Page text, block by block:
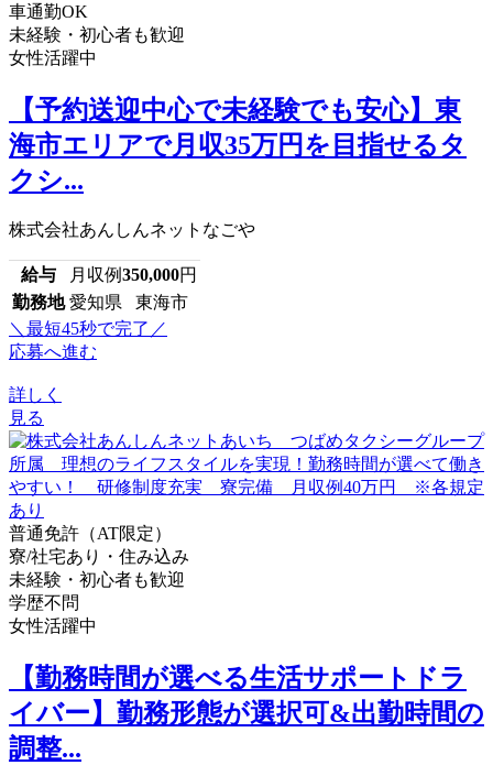
車通勤OK
未経験・初心者も歓迎
女性活躍中
【予約送迎中心で未経験でも安心】東
海市エリアで月収35万円を目指せるタ
クシ...
株式会社あんしんネットなごや
給与 月収例350,000円
勤務地 愛知県 東海市
＼最短45秒で完了／
応募へ進む
詳しく
見る
普通免許（AT限定）
寮/社宅あり・住み込み
未経験・初心者も歓迎
学歴不問
女性活躍中
【勤務時間が選べる生活サポートドラ
イバー】勤務形態が選択可&出勤時間の
調整...